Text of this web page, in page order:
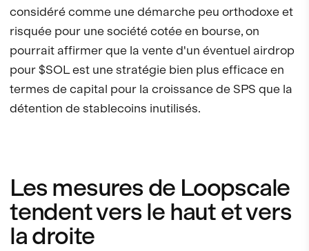
considéré comme une démarche peu orthodoxe et
risquée pour une société cotée en bourse, on
pourrait affirmer que la vente d'un éventuel airdrop
pour $SOL est une stratégie bien plus efficace en
termes de capital pour la croissance de SPS que la
détention de stablecoins inutilisés.
Les mesures de Loopscale
tendent vers le haut et vers
la droite